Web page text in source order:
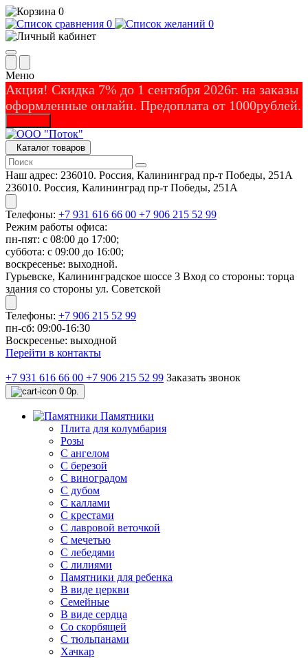
0
0
0
Меню
Акция! Скидка 7% до 1 сентября 2026г. на заказы
оформленные онлайн. Предоплата от 1000рублей.
Каталог товаров
Наш адрес: 236010. Россия, Калининград пр-т Победы, 251А
236010. Россия, Калининград пр-т Победы, 251А
Телефоны: +7 931 616 66 00 +7 906 215 52 99
Режим работы офиса:
пн-пят: с 08:00 до 17:00;
суббота: с 09:00 до 16:00;
воскресенье: выходной.
Гурьевске, Калининградское шоссе 3 Вход со стороны: торца
здания со стороны ул. Советской
Телефоны: +7 906 215 52 99
пн-сб: 09:00-16:30
Воскресенье: выходной
Перейти в контакты
+7 931 616 66 00 +7 906 215 52 99 Заказать звонок
0 0р.
Памятники
Плита для колумбария
Розы
C ангелом
C березой
С виноградом
С дубом
С каллами
С крестами
С лавровой веточкой
С мечетью
C лебедями
С лилиями
Памятники для ребенка
В виде церкви
Семейные
В виде сердца
Со скорбящей
С тюльпанами
Хачкар